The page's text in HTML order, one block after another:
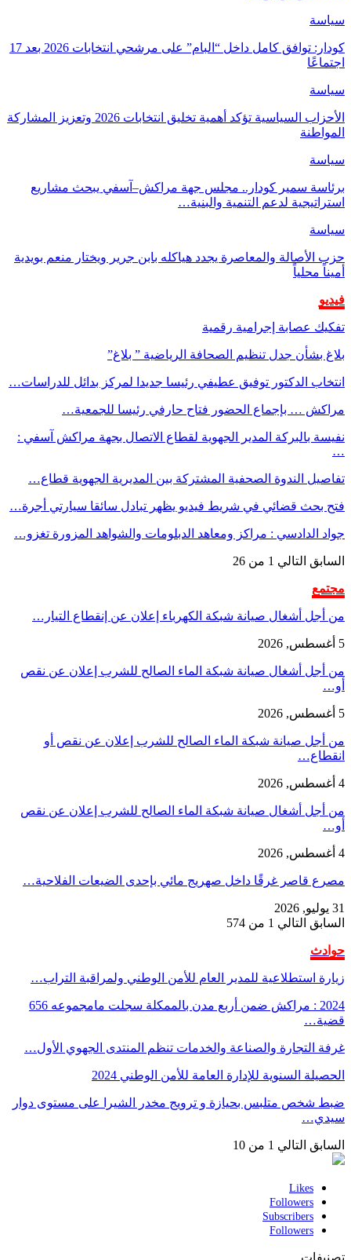
سياسة
كودار: توافق كامل داخل “البام” على مرشحي انتخابات 2026 بعد 17
اجتماعًا
سياسة
الأحزاب السياسية تؤكد أهمية تخليق انتخابات 2026 وتعزيز المشاركة
المواطنة
سياسة
برئاسة سمير كودار.. مجلس جهة مراكش–آسفي يبحث مشاريع
استراتيجية لدعم التنمية والبنية…
سياسة
حزب الأصالة والمعاصرة يجدد هياكله بابن جرير ويختار منعم بويدية
أميناً محلياً
فيديو
تفكيك عصابة إجرامية رقمية
بلاغ بشأن جدل تنظيم الصحافة الرياضية ” بلاغ”
انتخاب الدكتور توفيق عطيفي رئيسا جديدا لمركز بدائل للدراسات…
مراكش … بإجماع الحضور فتاح حارفي رئيسا للجمعية…
نفيسة بالبركة المدير الجهوية لقطاع الاتصال بجهة مراكش آسفي :
…
تفاصيل الندوة الصحفية المشتركة بين المديرية الجهوية قطاع…
فتح بحث قضائي في شريط فيديو يظهر تبادل سائقا سيارتي أجرة…
جواد الدادسي : مراكز ومعاهد الدبلومات والشواهد المزورة تغزو…
السابق التالي 1 من 26
مجتمع
من أجل أشغال صيانة شبكة الكهرباء إعلان عن إنقطاع التيار…
5 أغسطس, 2026
من أجل أشغال صيانة شبكة الماء الصالح للشرب إعلان عن نقص
أو…
5 أغسطس, 2026
من أجل صيانة شبكة الماء الصالح للشرب إعلان عن نقص أو
انقطاع…
4 أغسطس, 2026
من أجل أشغال صيانة شبكة الماء الصالح للشرب إعلان عن نقص
أو…
4 أغسطس, 2026
مصرع قاصر غرقًا داخل صهريج مائي بإحدى الضيعات الفلاحية…
31 يوليو, 2026
السابق التالي 1 من 574
حوادث
زيارة استطلاعية للمدير العام للأمن الوطني ولمراقبة التراب…
2024 : مراكش ضمن أربع مدن بالممكلة سجلت مامجموعه 656
قضية…
غرفة التجارة والصناعة والخدمات تنظم المنتدى الجهوي الأول…
الحصيلة السنوية للإدارة العامة للأمن الوطني 2024
ضبط شخص متلبس بحيازة و ترويج مخدر الشيرا على مستوى دوار
سيدي…
السابق التالي 1 من 10
Likes
Followers
Subscribers
Followers
تصنيفات